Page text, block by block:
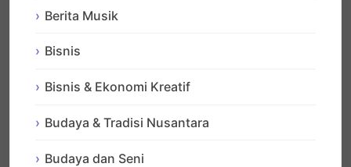
Berita Musik
Bisnis
Bisnis & Ekonomi Kreatif
Budaya & Tradisi Nusantara
Budaya dan Seni